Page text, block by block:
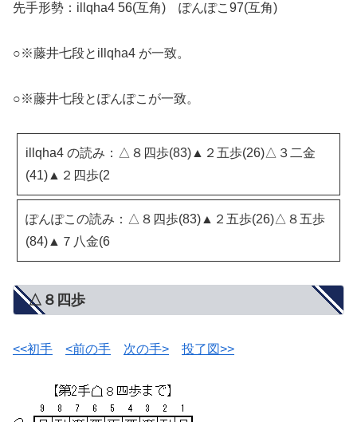
先手形勢：illqha4 56(互角) ぽんぽこ97(互角)
○※藤井七段とillqha4 が一致。
○※藤井七段とぽんぽこが一致。
illqha4 の読み：△８四歩(83)▲２五歩(26)△３二金
(41)▲２四歩(2
ぽんぽこの読み：△８四歩(83)▲２五歩(26)△８五歩
(84)▲７八金(6
△８四歩
<<初手 <前の手 次の手> 投了図>>